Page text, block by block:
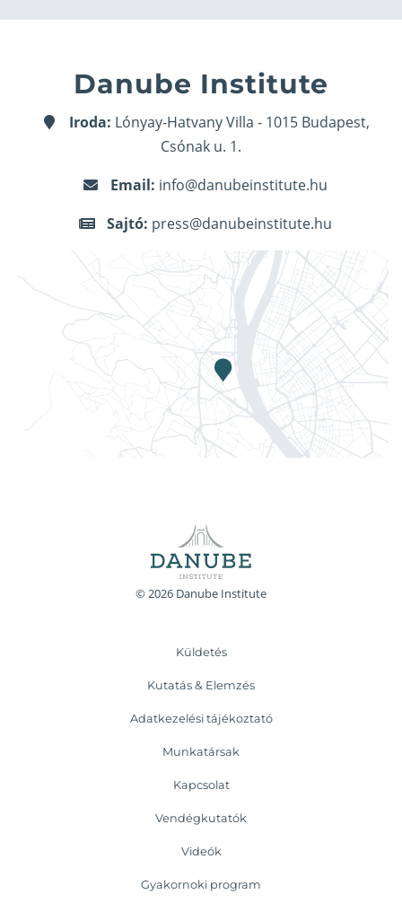
Danube Institute
Iroda: Lónyay-Hatvany Villa - 1015 Budapest,
Csónak u. 1.
Email: info@danubeinstitute.hu
Sajtó: press@danubeinstitute.hu
© 2026 Danube Institute
Küldetés
Kutatás & Elemzés
Adatkezelési tájékoztató
Munkatársak
Kapcsolat
Vendégkutatók
Videók
Gyakornoki program